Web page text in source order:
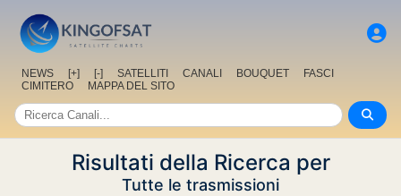
NEWS [+] [-] SATELLITI CANALI BOUQUET
FASCI
CIMITERO
MAPPA DEL SITO
Risultati della Ricerca per
Tutte le trasmissioni